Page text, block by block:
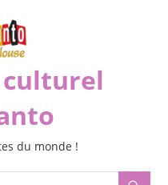
culturel
du monde !